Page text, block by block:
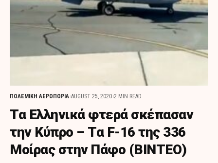
ΠΟΛΕΜΙΚΗ ΑΕΡΟΠΟΡΙΑ AUGUST 25, 2020 2 MIN READ
Τα Ελληνικά φτερά σκέπασαν
την Κύπρο – Τα F-16 της 336
Μοίρας στην Πάφο (ΒΙΝΤΕΟ)